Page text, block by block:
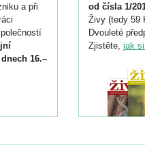
a při
16.–
od čísla 1/
Živy (tedy 59
Dvouleté
Zjistěte, jak